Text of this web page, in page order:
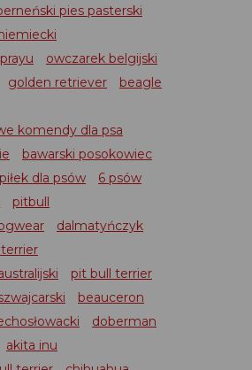
pies pasterski
owczarek belgijski
golden retriever
beagle
komendy dla psa
bawarski posokowiec
dla psów
6 psów
pitbull
dalmatyńczyk
pit bull terrier
beauceron
doberman
akita inu